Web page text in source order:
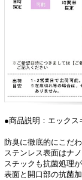
●商品説明：エックス
防臭に徹底的にこだ
ステンレス表面はナ
スチックも抗菌処理
表面と開口部の抗菌